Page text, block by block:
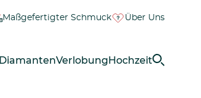
Maßgefertigter Schmuck Über Uns
DiamantenVerlobung Hochzeit